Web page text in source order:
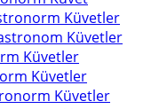
Küvetler
Küvetler
Küvetler
Küvetler
Küvetler